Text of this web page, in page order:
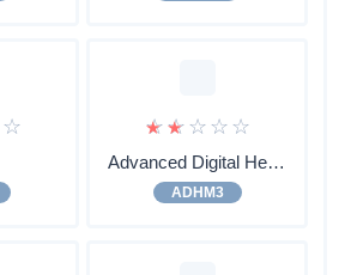
☆ ☆ ☆ ☆ ☆ ☆
Advanced Digital Health
ADHM3